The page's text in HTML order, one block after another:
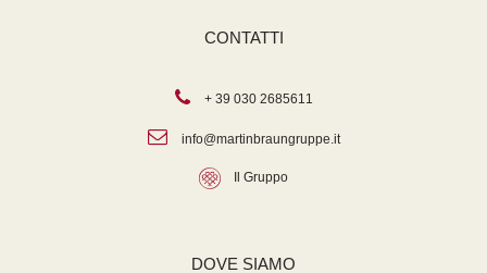
CONTATTI
+ 39 030 2685611
info@martinbraungruppe.it
Il Gruppo
DOVE SIAMO